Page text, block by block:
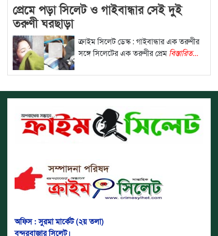
প্রেমে পড়া সিলেট ও গাইবান্ধার সেই দুই
তরুণী ঘরছাড়া
ক্রাইম সিলেট ডেস্ক : গাইবান্ধার এক তরুণীর
সঙ্গে সিলেটের এক তরুণীর প্রেমবিস্তারিত...
অফিস : সুরমা মার্কেট (২য় তলা)
বন্দরবাজার সিলেট।